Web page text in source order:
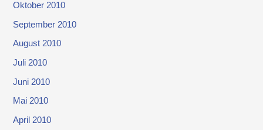
Oktober 2010
September 2010
August 2010
Juli 2010
Juni 2010
Mai 2010
April 2010